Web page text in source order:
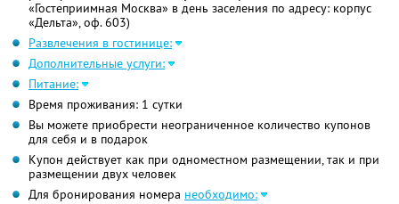
«Гостеприимная Москва» в день заселения по адресу: корпус
«Дельта», оф. 603)
Развлечения в гостинице:
Дополнительные услуги:
Питание:
Время проживания: 1 сутки
Вы можете приобрести неограниченное количество купонов
для себя и в подарок
Купон действует как при одноместном размещении, так и при
размещении двух человек
Для бронирования номера необходимо: